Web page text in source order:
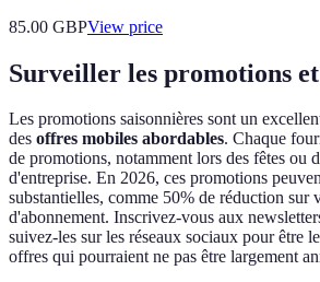
85.00 GBPView price
Surveiller les promotions
Les promotions saisonnières sont un
des offres mobiles abordables. Chaque
de promotions, notamment lors des fêtes ou
d'entreprise. En 2026, ces promotions
substantielles, comme 50% de réduction sur
d'abonnement. Inscrivez-vous aux
suivez-les sur les réseaux sociaux pour être
offres qui pourraient ne pas être largement